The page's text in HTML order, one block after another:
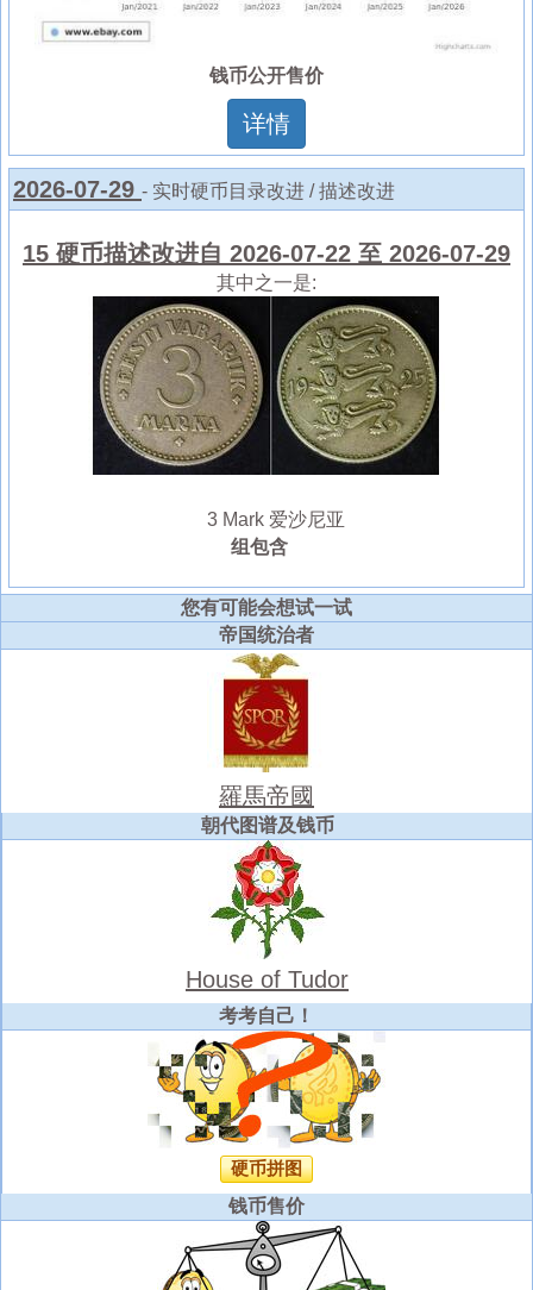
钱币公开售价
详情
2026-07-29 - 实时硬币目录改进 / 描述改进
15 硬币描述改进自 2026-07-22 至 2026-07-29
其中之一是:
3 Mark 爱沙尼亚
组包含
您有可能会想试一试
帝国统治者
羅馬帝國
朝代图谱及钱币
House of Tudor
考考自己！
硬币拼图
钱币售价